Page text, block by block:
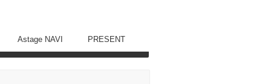
Astage NAVI PRESENT